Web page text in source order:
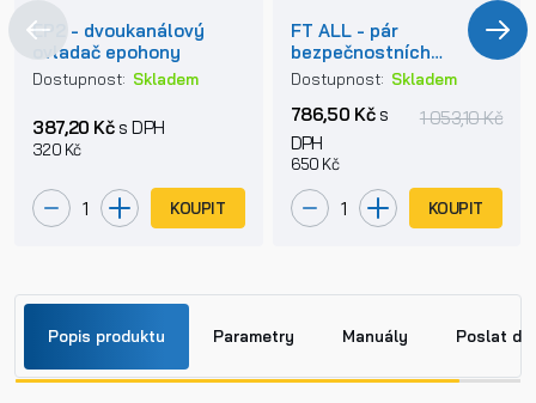
EP2 - dvoukanálový
ovladač epohony
Dostupnost: Skladem
387,20 Kčs DPH
320 Kč
KOUPIT
FT ALL - pár
bezpečnostních
fotobuněk
Dostupnost: Skladem
786,50 Kčs
DPH
650 Kč
1 053,10 Kč
KOUPIT
Popis produktu Parametry Manuály Poslat